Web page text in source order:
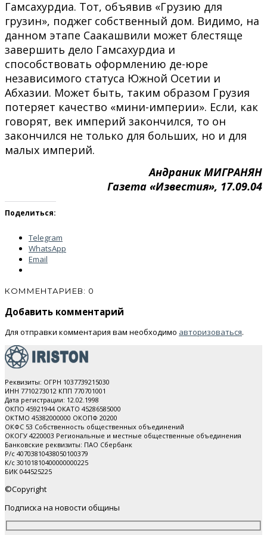
Гамсахурдиа. Тот, объявив «Грузию для
грузин», поджег собственный дом. Видимо, на
данном этапе Саакашвили может блестяще
завершить дело Гамсахурдиа и
способствовать оформлению де-юре
независимого статуса Южной Осетии и
Абхазии. Может быть, таким образом Грузия
потеряет качество «мини-империи». Если, как
говорят, век империй закончился, то он
закончился не только для больших, но и для
малых империй.
Андраник МИГРАНЯН
Газета «Известия», 17.09.04
Поделиться:
Telegram
WhatsApp
Email
КОММЕНТАРИЕВ: 0
Добавить комментарий
Для отправки комментария вам необходимо авторизоваться.
Реквизиты: ОГРН 1037739215030
ИНН 7710273012 КПП 770701001
Дата регистрации: 12.02.1998
ОКПО 45921944 ОКАТО 45286585000
ОКТМО 45382000000 ОКОПФ 20200
ОКФС 53 Собственность общественных объединений
ОКОГУ 4220003 Региональные и местные общественные объединения
Банковские реквизиты: ПАО Cбербанк
Р/с 40703810438050100379
К/с 30101810400000000225
БИК 044525225
©Copyright
Подписка на новости общины